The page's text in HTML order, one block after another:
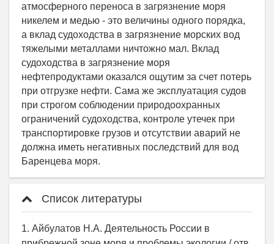
атмосферного переноса в загрязнение моря
никелем и медью - это величины одного порядка,
а вклад судоходства в загрязнение морских вод
тяжелыми металлами ничтожно мал. Вклад
судоходства в загрязнение моря
нефтепродуктами оказался ощутим за счет потерь
при отгрузке нефти. Сама же эксплуатация судов
при строгом соблюдении природоохранных
ограничений судоходства, контроле утечек при
транспортировке грузов и отсутствии аварий не
должна иметь негативных последствий для вод
Баренцева моря.
Список литературы
1. Айбулатов Н.А. Деятельность России в